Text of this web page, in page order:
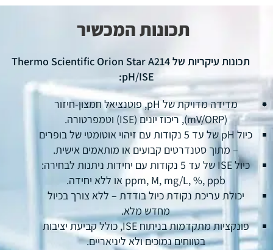
תכונות המכשיר
תכונות עיקריות של Thermo Scientific Orion Star A214
pH/ISE:
מדידה מדויקת של pH, פוטנציאל חמצון-חיזור
(mV/ORP), ריכוז יונים (ISE) וטמפרטורה.
כיול pH של עד 5 נקודות עם זיהוי אוטומטי של בופרים
– מתוך סטנדרטים קבועים או מותאמים אישית.
כיול ISE של עד 5 נקודות עם יחידות ניתנות לבחירה:
ppm, M, mg/L, %, ppb או ללא יחידה.
יכולת עריכת נקודת כיול בודדת – ללא צורך בכיול
מחדש מלא.
פונקציות מתקדמות בניתוח ISE, כולל קביעת יציבות
בטווחים נמוכים ולא ליניאריים.